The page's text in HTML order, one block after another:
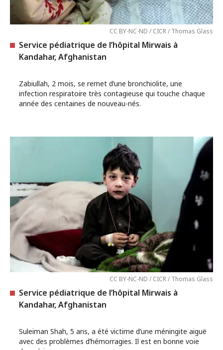
CC BY-NC-ND / CICR / Thomas Glass
Service pédiatrique de l’hôpital Mirwais à
Kandahar, Afghanistan
Zabiullah, 2 mois, se remet d’une bronchiolite, une
infection respiratoire très contagieuse qui touche chaque
année des centaines de nouveau-nés.
CC BY-NC-ND / CICR / Thomas Glass
Service pédiatrique de l’hôpital Mirwais à
Kandahar, Afghanistan
Suleiman Shah, 5 ans, a été victime d’une méningite aiguë
avec des problèmes d’hémorragies. Il est en bonne voie